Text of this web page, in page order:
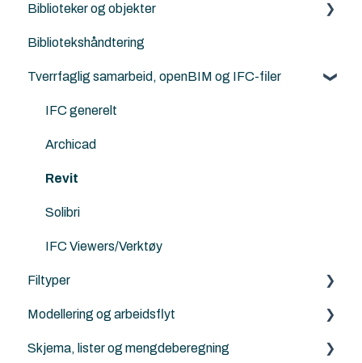
Land4
Norkart
Work Enviroment
Migrerering mellom versjoner
Feilsøking
Rutiner
Andre samhandlingsløsninger
Biblioteker og objekter
Egendefinerte objekter
Norske tilleggs objekt-bibiloteker
Archicad standard biblioteker
Bibliotekshåndtering
Tverrfaglig samarbeid, openBIM og IFC-filer
IFC generelt
Archicad
Revit
Solibri
IFC Viewers/Verktøy
Filtyper
PDF
DXF/DWG File (.dxf, .dwg)
Modellering og arbeidsflyt
Archicad
Skjema, lister og mengdeberegning